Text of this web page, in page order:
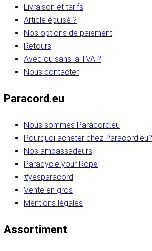
Livraison et tarifs
Article épuisé ?
Nos options de paiement
Retours
Avec ou sans la TVA ?
Nous contacter
Paracord.eu
Nous sommes Paracord.eu
Pourquoi acheter chez Paracord.eu?
Nos ambassadeurs
Paracycle your Rope
#yesparacord
Vente en gros
Mentions légales
Assortiment